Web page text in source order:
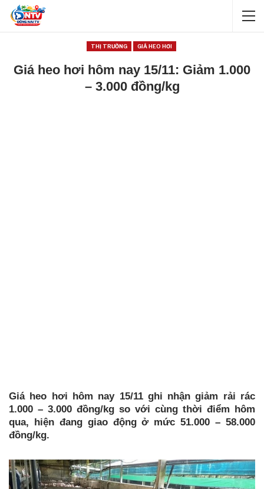
THỊ TRƯỜNG GIÁ HEO HƠI
Giá heo hơi hôm nay 15/11: Giảm 1.000
– 3.000 đồng/kg
Giá heo hơi hôm nay 15/11 ghi nhận giảm rải rác
1.000 – 3.000 đồng/kg so với cùng thời điểm hôm
qua, hiện đang giao động ở mức 51.000 – 58.000
đồng/kg.